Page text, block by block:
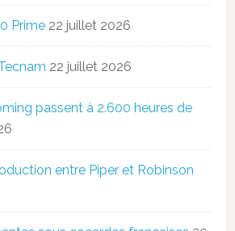
Prime 22 juillet 2026
22 juillet 2026
passent à 2.600 heures de
entre Piper et Robinson